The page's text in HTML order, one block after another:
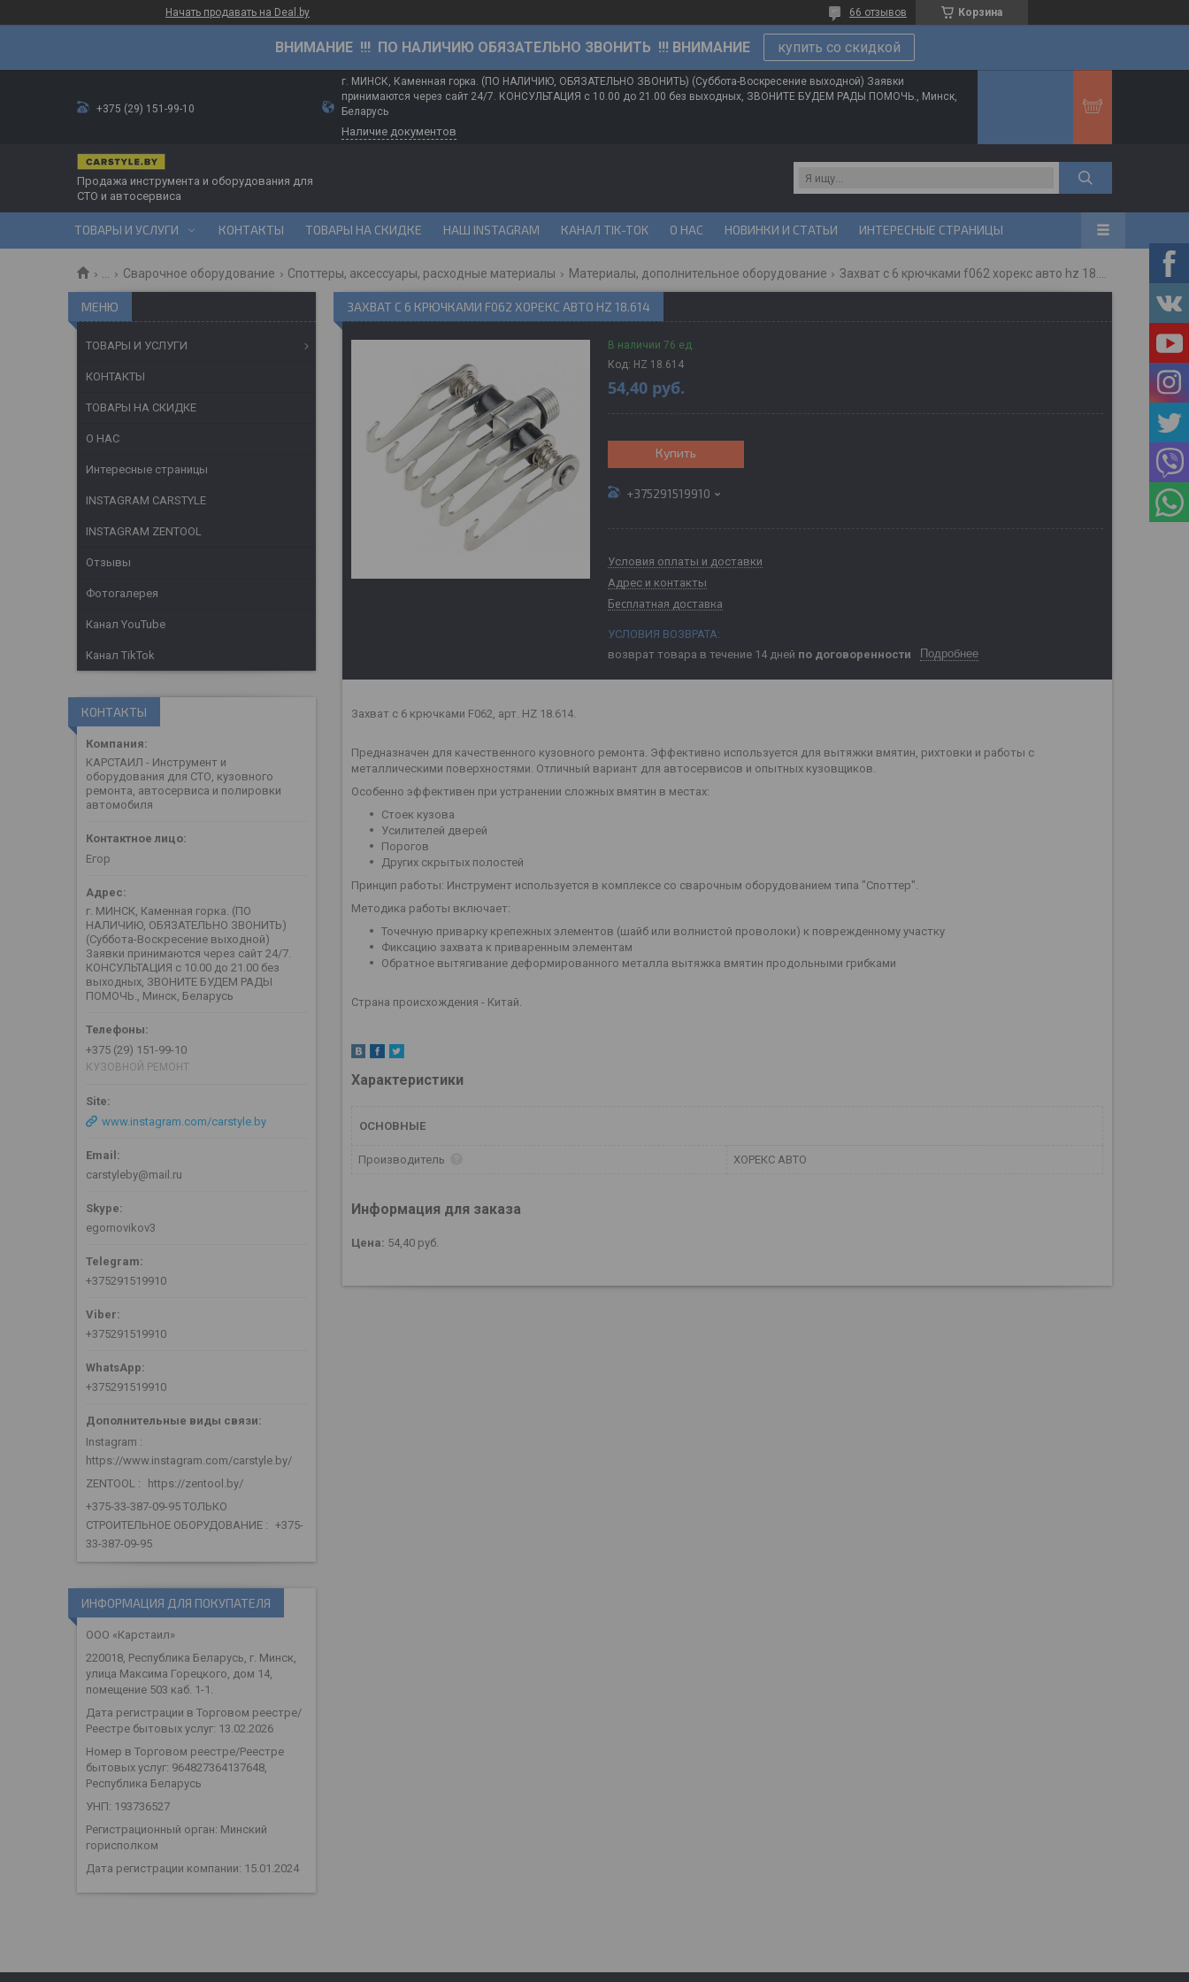
Начать продавать на Deal.by Корзина
66 отзывов
ВНИМАНИЕ !!! ПО НАЛИЧИЮ ОБЯЗАТЕЛЬНО ЗВОНИТЬ !!! ВНИМАНИЕ купить со скидкой
+375 (29) 151-99-10
г. МИНСК, Каменная горка. (ПО НАЛИЧИЮ, ОБЯЗАТЕЛЬНО ЗВОНИТЬ) (Суббота-Воскресение выходной) Заявки
принимаются через сайт 24/7. КОНСУЛЬТАЦИЯ с 10.00 до 21.00 без выходных, ЗВОНИТЕ БУДЕМ РАДЫ ПОМОЧЬ., Минск,
Беларусь
Наличие документов
Продажа инструмента и оборудования для
СТО и автосервиса
ТОВАРЫ И УСЛУГИ КОНТАКТЫ ТОВАРЫ НА СКИДКЕ НАШ INSTAGRAM КАНАЛ TIK-TOK О НАС НОВИНКИ И СТАТЬИ ИНТЕРЕСНЫЕ СТРАНИЦЫ
Сварочное оборудование Споттеры, аксессуары, расходные материалы Материалы, дополнительное оборудование
ЗАХВАТ С 6 КРЮЧКАМИ F062 ХОРЕКС АВТО HZ 18.614
В наличии 76 ед.
Код: HZ 18.614
54,40 руб.
Купить
+375291519910
Условия оплаты и доставки
Адрес и контакты
Бесплатная доставка
возврат товара в течение 14 дней по договоренности Подробнее
Захват с 6 крючками F062, арт. HZ 18.614.
Предназначен для качественного кузовного ремонта. Эффективно используется для вытяжки вмятин, рихтовки и работы с
металлическими поверхностями. Отличный вариант для автосервисов и опытных кузовщиков.
Особенно эффективен при устранении сложных вмятин в местах:
Стоек кузова
Усилителей дверей
Порогов
Других скрытых полостей
Принцип работы: Инструмент используется в комплексе со сварочным оборудованием типа "Споттер".
Методика работы включает:
Точечную приварку крепежных элементов (шайб или волнистой проволоки) к поврежденному участку
Фиксацию захвата к приваренным элементам
Обратное вытягивание деформированного металла вытяжка вмятин продольными грибками
Страна происхождения - Китай.
Характеристики
ОСНОВНЫЕ
Производитель ХОРЕКС АВТО
Информация для заказа
Цена: 54,40 руб.
ТОВАРЫ И УСЛУГИ
КОНТАКТЫ
ТОВАРЫ НА СКИДКЕ
О НАС
Интересные страницы
INSTAGRAM CARSTYLE
INSTAGRAM ZENTOOL
Отзывы
Фотогалерея
Канал YouTube
Канал TikTok
КОНТАКТЫ
КАРСТАИЛ - Инструмент и
оборудования для СТО, кузовного
ремонта, автосервиса и полировки
автомобиля
Егор
г. МИНСК, Каменная горка. (ПО
НАЛИЧИЮ, ОБЯЗАТЕЛЬНО ЗВОНИТЬ)
(Суббота-Воскресение выходной)
Заявки принимаются через сайт 24/7.
КОНСУЛЬТАЦИЯ с 10.00 до 21.00 без
выходных, ЗВОНИТЕ БУДЕМ РАДЫ
ПОМОЧЬ., Минск, Беларусь
+375 (29) 151-99-10
КУЗОВНОЙ РЕМОНТ
www.instagram.com/carstyle.by
carstyleby@mail.ru
egornovikov3
+375291519910
+375291519910
+375291519910
Instagram
https://www.instagram.com/carstyle.by/
ZENTOOL
https://zentool.by/
+375-33-387-09-95 ТОЛЬКО
СТРОИТЕЛЬНОЕ ОБОРУДОВАНИЕ
+375-
33-387-09-95
ИНФОРМАЦИЯ ДЛЯ ПОКУПАТЕЛЯ
ООО «Карстаил»
220018, Республика Беларусь, г. Минск,
улица Максима Горецкого, дом 14,
помещение 503 каб. 1-1.
Дата регистрации в Торговом реестре/
Реестре бытовых услуг: 13.02.2026
Номер в Торговом реестре/Реестре
бытовых услуг: 964827364137648,
Республика Беларусь
УНП: 193736527
Регистрационный орган: Минский
горисполком
Дата регистрации компании: 15.01.2024